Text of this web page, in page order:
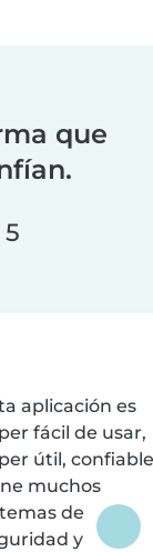
que
aplicación es
fácil de usar,
útil,
muchos
de
y